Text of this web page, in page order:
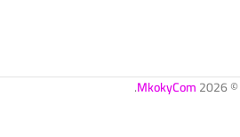
MkokyCom
.